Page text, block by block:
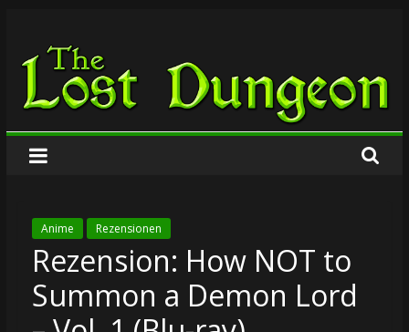
springen
The
Lost
Dungeon
Anime Rezensionen
Rezension: How NOT to
Summon a Demon Lord